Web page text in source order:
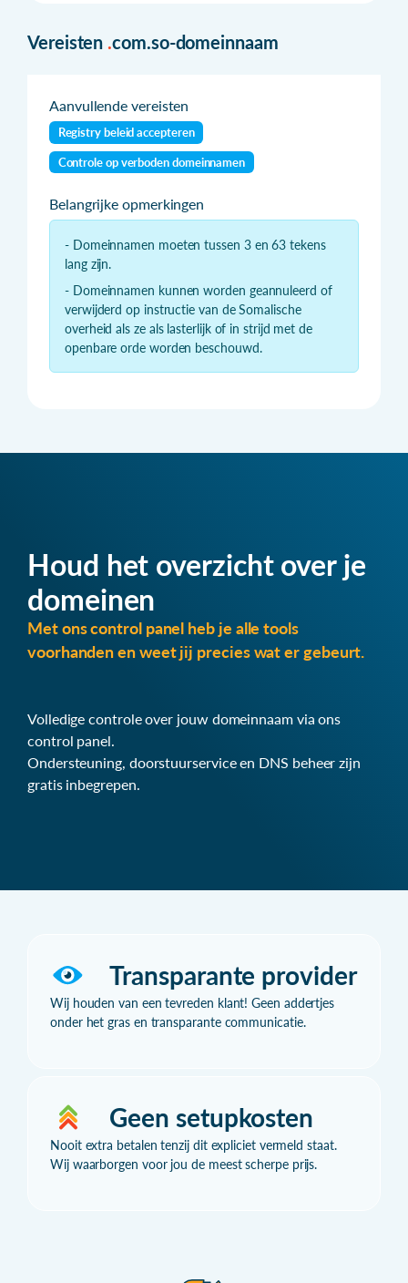
Vereisten .com.so-domeinnaam
Aanvullende vereisten
Registry beleid accepteren
Controle op verboden domeinnamen
Belangrijke opmerkingen
- Domeinnamen moeten tussen 3 en 63 tekens
lang zijn.
- Domeinnamen kunnen worden geannuleerd of
verwijderd op instructie van de Somalische
overheid als ze als lasterlijk of in strijd met de
openbare orde worden beschouwd.
Houd het overzicht over je
domeinen
Met ons control panel heb je alle tools
voorhanden en weet jij precies wat er gebeurt.
Volledige controle over jouw domeinnaam via ons
control panel.
Ondersteuning, doorstuurservice en DNS beheer zijn
gratis inbegrepen.
Transparante provider
Wij houden van een tevreden klant! Geen addertjes
onder het gras en transparante communicatie.
Geen setupkosten
Nooit extra betalen tenzij dit expliciet vermeld staat.
Wij waarborgen voor jou de meest scherpe prijs.